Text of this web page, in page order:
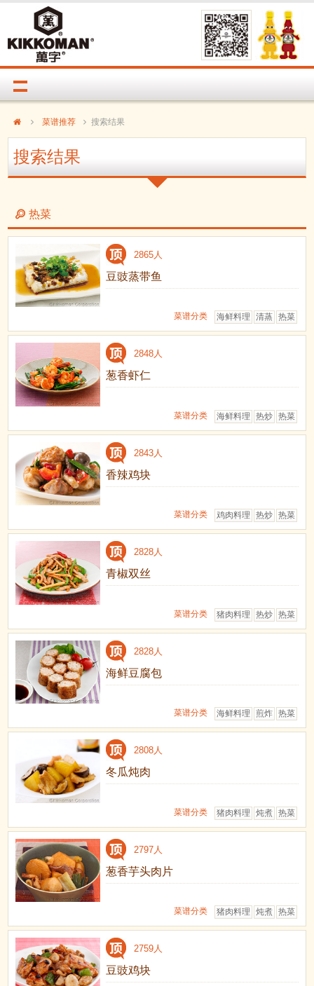
菜谱推荐 搜索结果
搜索结果
热菜
2865人
豆豉蒸带鱼
热菜
清蒸
海鲜料理
菜谱分类
2848人
葱香虾仁
热菜
热炒
海鲜料理
菜谱分类
2843人
香辣鸡块
热菜
热炒
鸡肉料理
菜谱分类
2828人
青椒双丝
热菜
热炒
猪肉料理
菜谱分类
2828人
海鲜豆腐包
热菜
煎炸
海鲜料理
菜谱分类
2808人
冬瓜炖肉
热菜
炖煮
猪肉料理
菜谱分类
2797人
葱香芋头肉片
热菜
炖煮
猪肉料理
菜谱分类
2759人
豆豉鸡块